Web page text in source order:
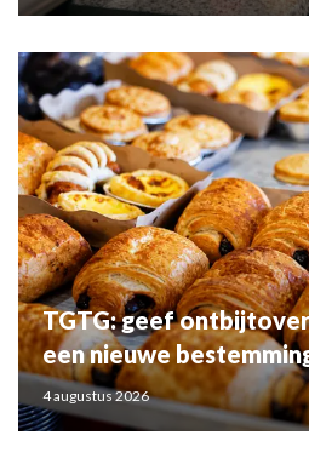
TGTG: geef
een nieuwe
4 augustus 2026